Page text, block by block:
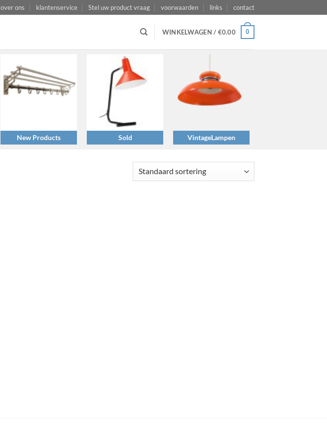
over ons klantenservice Stel uw product vraag voorwaarden links contact
WINKELWAGEN / €0.00 0
New Products Sold VintageLampen